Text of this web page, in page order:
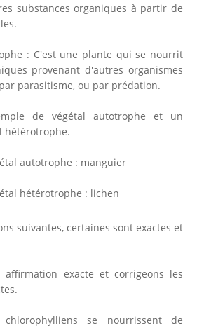
substances organiques à partir de
: C'est une plante qui se nourrit
provenant d'autres organismes
parasitisme, ou par prédation.
de végétal autotrophe et un
hétérotrophe.
autotrophe : manguier
hétérotrophe : lichen
suivantes, certaines sont exactes et
affirmation exacte et corrigeons les
se nourrissent de